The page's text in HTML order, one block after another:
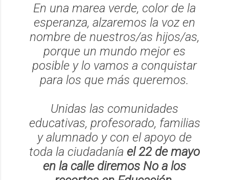
En una marea verde, color de la
esperanza, alzaremos la voz en
nombre de nuestros/as hijos/as,
porque un mundo mejor es
posible y lo vamos a conquistar
para los que más queremos.
Unidas las comunidades
educativas, profesorado, familias
y alumnado y con el apoyo de
toda la ciudadanía el 22 de mayo
en la calle diremos No a los